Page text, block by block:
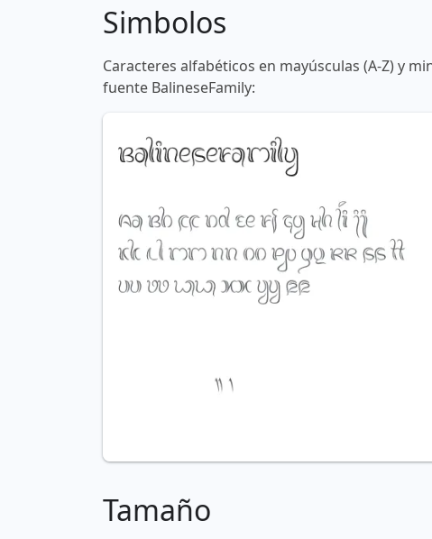
Simbolos
Caracteres alfabéticos en mayúsculas (A-Z) y
fuente BalineseFamily:
Tamaño